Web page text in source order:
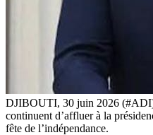
DJIBOUTI, 30 juin 2026
continuent d’affluer à la
fête de l’indépendance.